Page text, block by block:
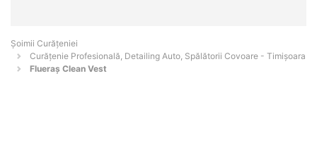
Șoimii Curățeniei
Curățenie Profesională, Detailing Auto, Spălătorii Covoare - Timişoara
Flueraș Clean Vest